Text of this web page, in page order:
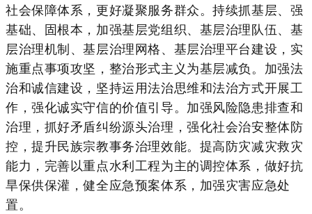
社会保障体系，更好凝聚服务群众。持续抓基层、强
基础、固根本，加强基层党组织、基层治理队伍、基
层治理机制、基层治理网格、基层治理平台建设，实
施重点事项攻坚，整治形式主义为基层减负。加强法
治和诚信建设，坚持运用法治思维和法治方式开展工
作，强化诚实守信的价值引导。加强风险隐患排查和
治理，抓好矛盾纠纷源头治理，强化社会治安整体防
控，提升民族宗教事务治理效能。提高防灾减灾救灾
能力，完善以重点水利工程为主的调控体系，做好抗
旱保供保灌，健全应急预案体系，加强灾害应急处
置。